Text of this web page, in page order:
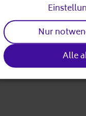
Gebühr kann
Sprechen
and
cookies
Nur
Alle